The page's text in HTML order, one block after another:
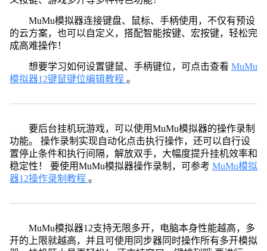
MuMu模拟器连接键盘、鼠标、手柄使用，不仅有预设
的云方案，也可以自定义，搭配智能按键、宏按键，轻松完
成高难操作！
想要学习如何设置键鼠、手柄键位，可点击查看 MuMu
模拟器12键鼠键位编辑教程 。
要后台挂机玩游戏，可以使用MuMu模拟器的操作录制
功能。 操作录制实现自动化点击执行操作，还可以自行设
置停止条件和执行间隔，解放双手，大幅度提升挂机效率和
稳定性！ 要使用MuMu模拟器操作录制，可参考 MuMu模拟
器12操作录制教程 。
MuMu模拟器12支持无限多开，电脑本身性能越高，多
开的上限就越高，并且可使用同步器同时操作所有多开模拟